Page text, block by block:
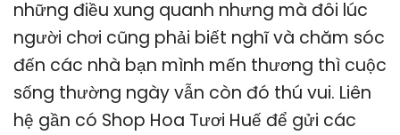
những điều xung quanh nhưng mà đôi lúc
người chơi cũng phải biết nghĩ và chăm sóc
đến các nhà bạn mình mến thương thì cuộc
sống thường ngày vẫn còn đó thú vui. Liên
hệ gần có Shop Hoa Tươi Huế để gửi các